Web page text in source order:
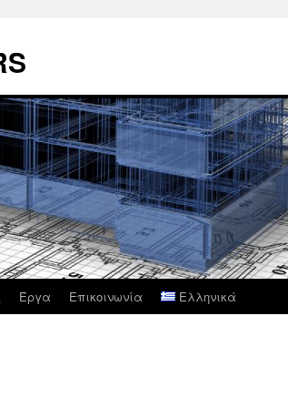
Έργα Επικοινωνία Ελληνικά